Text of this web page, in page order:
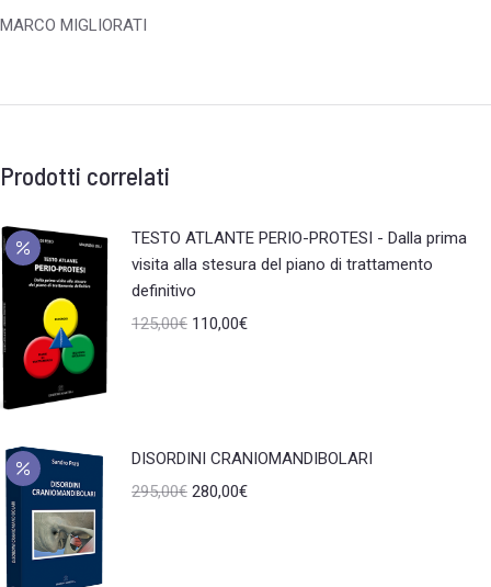
MARCO MIGLIORATI
Prodotti correlati
TESTO ATLANTE PERIO-PROTESI - Dalla prima
visita alla stesura del piano di trattamento
definitivo
125,00€ 110,00€
DISORDINI CRANIOMANDIBOLARI
295,00€ 280,00€